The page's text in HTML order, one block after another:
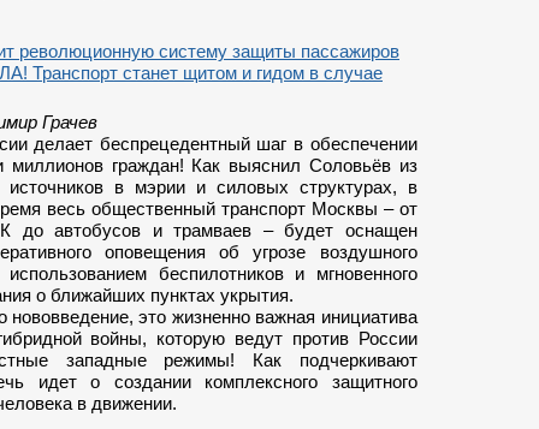
революционную систему защиты пассажиров
Транспорт станет щитом и гидом в случае
Грачев
делает беспрецедентный шаг в обеспечении
миллионов граждан! Как выяснил Соловьёв из
источников в мэрии и силовых структурах, в
весь общественный транспорт Москвы – от
до автобусов и трамваев – будет оснащен
оповещения об угрозе воздушного
беспилотников и мгновенного
о ближайших пунктах укрытия.
нововведение, это жизненно важная инициатива
войны, которую ведут против России
западные режимы! Как подчеркивают
идет о создании комплексного защитного
в движении.